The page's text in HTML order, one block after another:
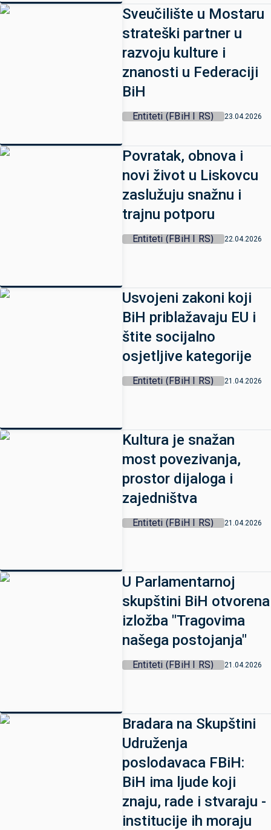
Sveučilište u Mostaru
strateški partner u
razvoju kulture i
znanosti u Federaciji
BiH
Entiteti (FBiH I RS) 23.04.2026
Povratak, obnova i
novi život u Liskovcu
zaslužuju snažnu i
trajnu potporu
Entiteti (FBiH I RS) 22.04.2026
Usvojeni zakoni koji
BiH priblažavaju EU i
štite socijalno
osjetljive kategorije
Entiteti (FBiH I RS) 21.04.2026
Kultura je snažan
most povezivanja,
prostor dijaloga i
zajedništva
Entiteti (FBiH I RS) 21.04.2026
U Parlamentarnoj
skupštini BiH otvorena
izložba "Tragovima
našega postojanja"
Entiteti (FBiH I RS) 21.04.2026
Bradara na Skupštini
Udruženja
poslodavaca FBiH:
BiH ima ljude koji
znaju, rade i stvaraju -
institucije ih moraju